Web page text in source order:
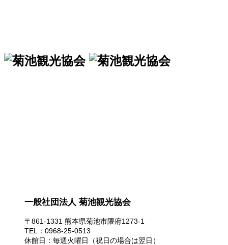
一般社団法人 菊池観光協会
〒861-1331 熊本県菊池市隈府1273-1
TEL：0968-25-0513
休館日：毎週火曜日（祝日の場合は翌日）